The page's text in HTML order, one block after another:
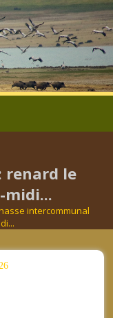
renard le
midi...
intercommunal